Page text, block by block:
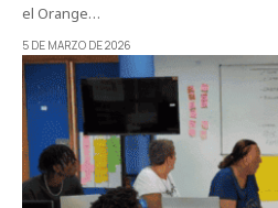
el Orange…
5 DE MARZO DE 2026